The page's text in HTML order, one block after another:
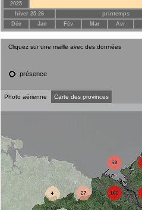
2025
hiver 25-26
printemps
Déc
Jan Fév Mar Avr
Cliquez sur une maille avec des données
présence
Photo aérienne Carte des provinces